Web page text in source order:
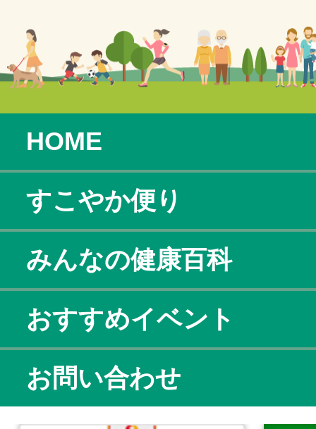
HOME
すこやか便り
みんなの健康百科
おすすめイベント
お問い合わせ